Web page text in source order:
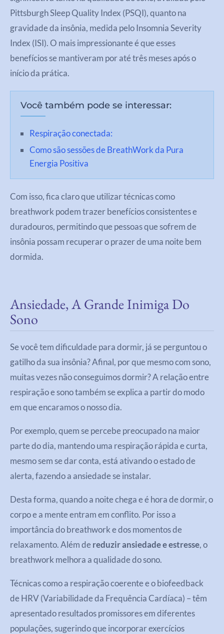
Pittsburgh Sleep Quality Index (PSQI), quanto na
gravidade da insônia, medida pelo Insomnia Severity
Index (ISI). O mais impressionante é que esses
benefícios se mantiveram por até três meses após o
início da prática.
Você também pode se interessar:
Respiração conectada:
Como são sessões de BreathWork da Pura
Energia Positiva
Com isso, fica claro que utilizar técnicas como
breathwork podem trazer benefícios consistentes e
duradouros, permitindo que pessoas que sofrem de
insônia possam recuperar o prazer de uma noite bem
dormida.
Ansiedade, A Grande Inimiga Do
Sono
Se você tem dificuldade para dormir, já se perguntou o
gatilho da sua insônia? Afinal, por que mesmo com sono,
muitas vezes não conseguimos dormir? A relação entre
respiração e sono também se explica a partir do modo
em que encaramos o nosso dia.
Por exemplo, quem se percebe preocupado na maior
parte do dia, mantendo uma respiração rápida e curta,
mesmo sem se dar conta, está ativando o estado de
alerta, fazendo a ansiedade se instalar.
Desta forma, quando a noite chega e é hora de dormir, o
corpo e a mente entram em conflito. Por isso a
importância do breathwork e dos momentos de
relaxamento. Além de reduzir ansiedade e estresse, o
breathwork melhora a qualidade do sono.
Técnicas como a respiração coerente e o biofeedback
de HRV (Variabilidade da Frequência Cardíaca) – têm
apresentado resultados promissores em diferentes
populações, sugerindo que incorporar exercícios